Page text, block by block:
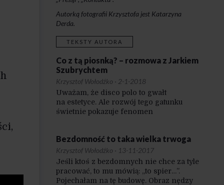
Autorką fotografii Krzysztofa jest Katarzyna
Derda.
TEKSTY AUTORA
Co z tą piosnką? – rozmowa z Jarkiem
Szubrychtem
Krzysztof Wołodźko · 2-1-2018
Uważam, że disco polo to gwałt
na estetyce. Ale rozwój tego gatunku
świetnie pokazuje fenomen
i wielkomiejskiej prasie, to wcale
to nie znika. Jeżeli nie umiemy o czymś
rozmawiać, a tylko wyszydzamy,
to nie powoduje, że to przestaje istnieć.
W przypadku disco polo szyderstwa
Bezdomność to taka wielka trwoga
Krzysztof Wołodźko · 13-11-2017
Jeśli ktoś z bezdomnych nie chce za tyle
pracować, to mu mówią: „to spier…”.
Pojechałam na tę budowę. Obraz nędzy